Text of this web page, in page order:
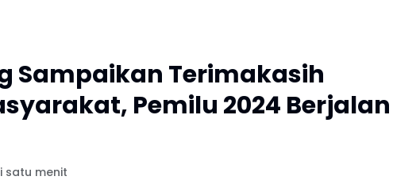
Sampaikan Terimakasih
Pemilu 2024 Berjalan
satu menit